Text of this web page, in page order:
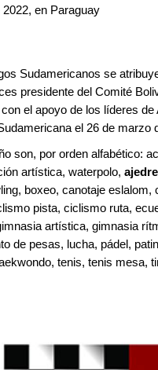
en Paraguay
Sudamericanos se
presidente del Comité
el apoyo de los líderes
el 26 de marzo
son, por orden alfabético:
artística, waterpolo,
boxeo, canotaje
pista, ciclismo ruta,
artística, gimnasia
de pesas, lucha, pádel,
tenis, tenis mesa,